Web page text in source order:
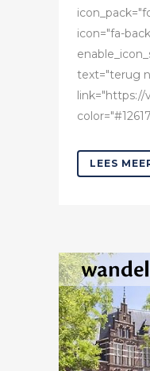
icon="fa-
text="terug
link="https://
LEES